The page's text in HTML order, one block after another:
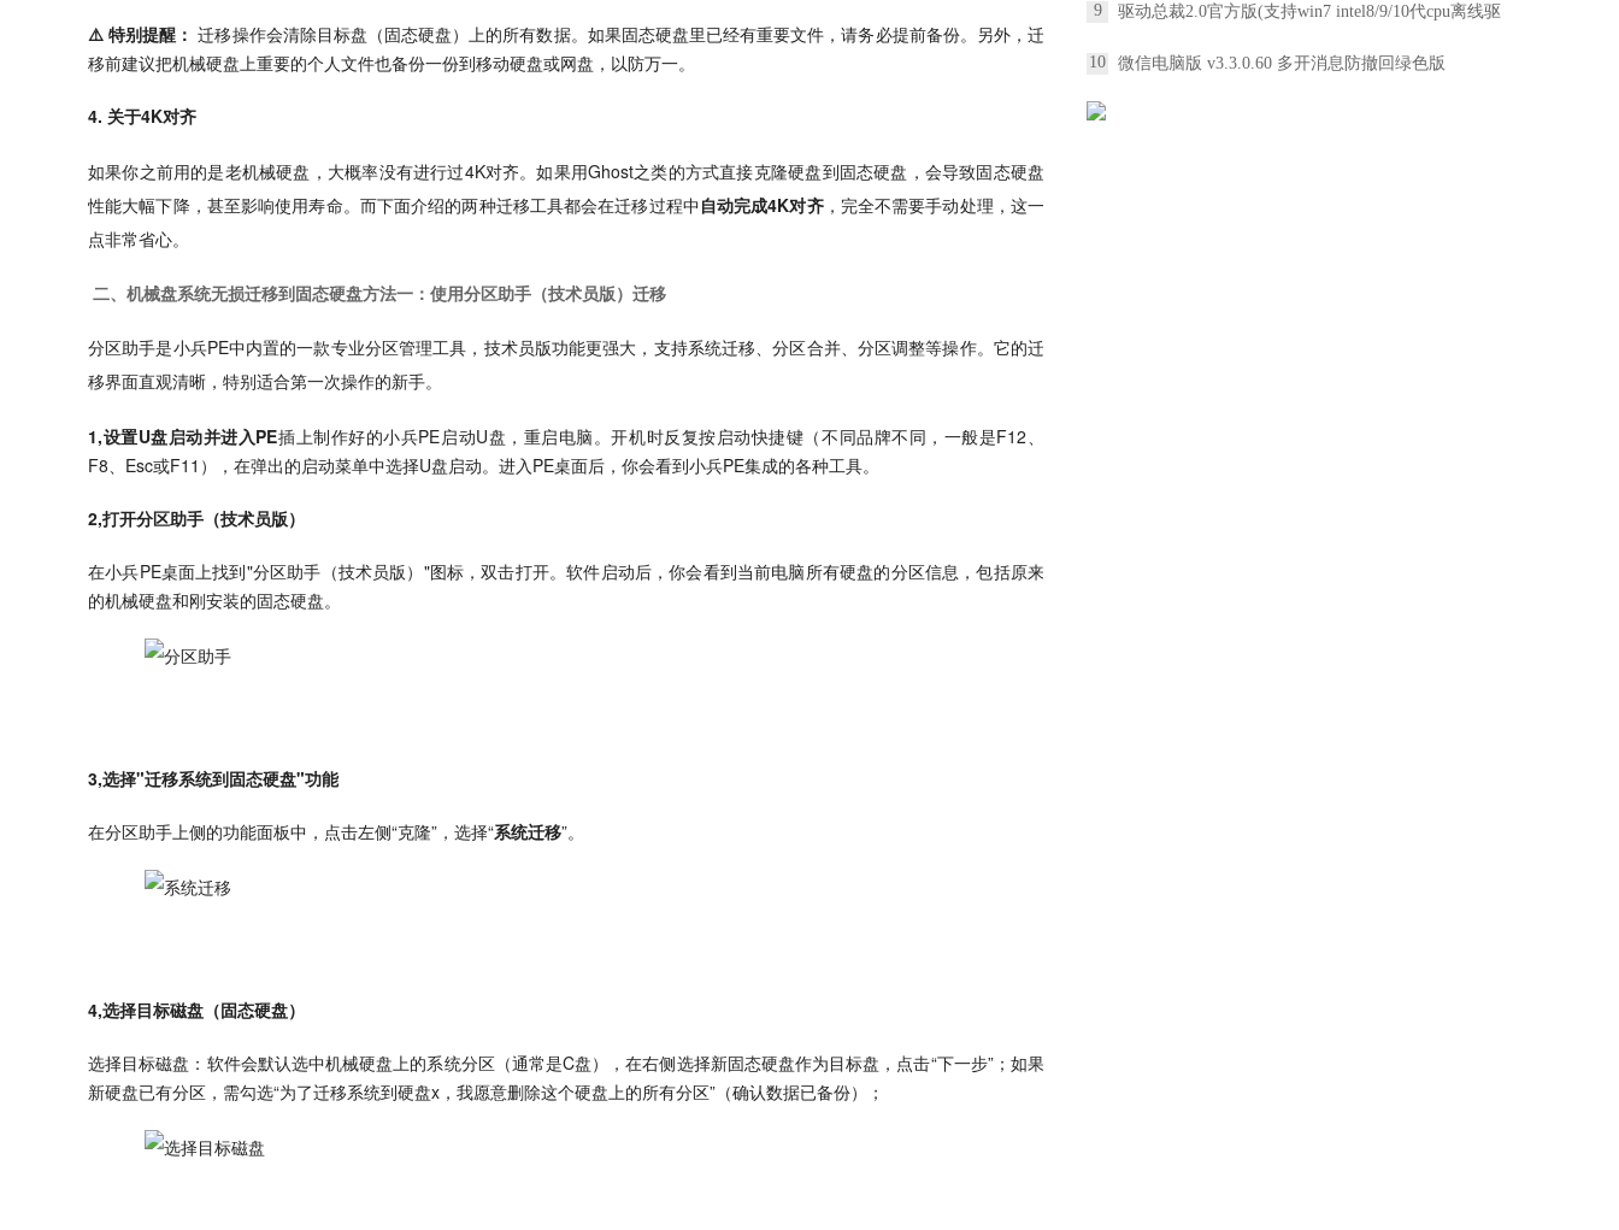
9 驱动总裁2.0官方版(支持win7 intel8/9/10代cpu离线驱
10 微信电脑版 v3.3.0.60 多开消息防撤回绿色版
⚠️ 特别提醒： 迁移操作会清除目标盘（固态硬盘）上的所有数据。如果固态硬盘里已经有重要文件，请务必提前备份。另外，迁
移前建议把机械硬盘上重要的个人文件也备份一份到移动硬盘或网盘，以防万一。
4. 关于4K对齐
如果你之前用的是老机械硬盘，大概率没有进行过4K对齐。如果用Ghost之类的方式直接克隆硬盘到固态硬盘，会导致固态硬盘
性能大幅下降，甚至影响使用寿命。而下面介绍的两种迁移工具都会在迁移过程中自动完成4K对齐，完全不需要手动处理，这一
点非常省心。
二、机械盘系统无损迁移到固态硬盘方法一：使用分区助手（技术员版）迁移
分区助手是小兵PE中内置的一款专业分区管理工具，技术员版功能更强大，支持系统迁移、分区合并、分区调整等操作。它的迁
移界面直观清晰，特别适合第一次操作的新手。
1,设置U盘启动并进入PE插上制作好的小兵PE启动U盘，重启电脑。开机时反复按启动快捷键（不同品牌不同，一般是F12、
F8、Esc或F11），在弹出的启动菜单中选择U盘启动。进入PE桌面后，你会看到小兵PE集成的各种工具。
2,打开分区助手（技术员版）
在小兵PE桌面上找到"分区助手（技术员版）"图标，双击打开。软件启动后，你会看到当前电脑所有硬盘的分区信息，包括原来
的机械硬盘和刚安装的固态硬盘。
3,选择"迁移系统到固态硬盘"功能
在分区助手上侧的功能面板中，点击左侧“克隆”，选择“系统迁移”。
4,选择目标磁盘（固态硬盘）
选择目标磁盘：软件会默认选中机械硬盘上的系统分区（通常是C盘），在右侧选择新固态硬盘作为目标盘，点击“下一步”；如果
新硬盘已有分区，需勾选“为了迁移系统到硬盘x，我愿意删除这个硬盘上的所有分区”（确认数据已备份）；